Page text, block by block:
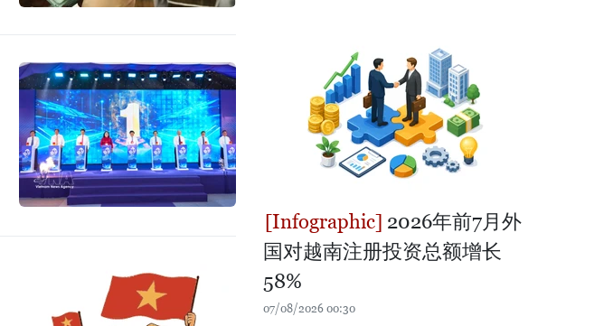
2026年前7月外
国对越南注册投资总额增长
58%
07/08/2026 00:30